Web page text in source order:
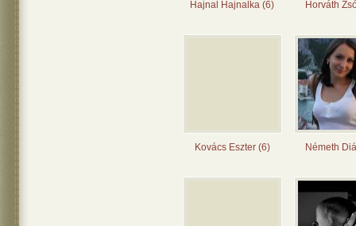
Hajnal Hajnalka (6) Horváth
Kovács Eszter (6) Németh